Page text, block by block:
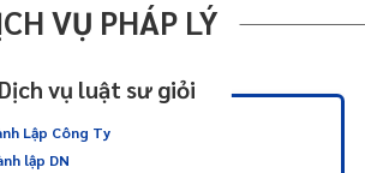
VỤ PHÁP LÝ
Dịch vụ luật sư giỏi
Lập Công Ty
lập DN